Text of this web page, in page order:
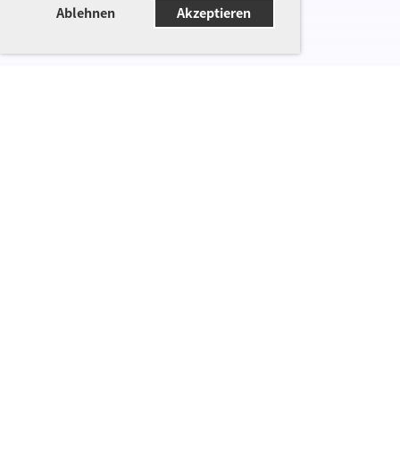
Ablehnen Akzeptieren